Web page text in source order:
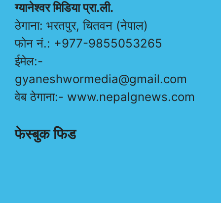
ग्यानेश्वर मिडिया प्रा.ली.
ठेगाना: भरतपुर, चितवन (नेपाल)
फोन नं.: +977-9855053265
ईमेल:-
gyaneshwormedia@gmail.com
वेब ठेगाना:- www.nepalgnews.com
फेस्बुक फिड